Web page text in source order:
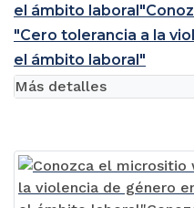
el ámbito
"Cero tolerancia a la
el ámbito laboral"
Más detalles